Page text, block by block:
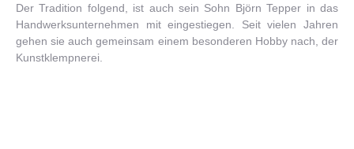
Der Tradition folgend, ist auch sein Sohn Björn Tepper in das
Handwerksunternehmen mit eingestiegen. Seit vielen Jahren
gehen sie auch gemeinsam einem besonderen Hobby nach, der
Kunstklempnerei.